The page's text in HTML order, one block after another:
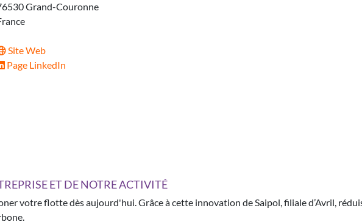
Grand-Couronne
Site Web
Page LinkedIn
ET DE NOTRE ACTIVITÉ
votre flotte dès aujourd'hui. Grâce à cette innovation de Saipol, filiale d’Avril,